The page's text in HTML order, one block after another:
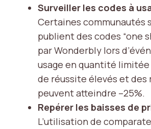
Surveiller les codes à
Certaines communautés
publient des codes “one
par Wonderbly lors
usage en quantité
de réussite élevés et des
peuvent atteindre –25%.
Repérer les baisses de
L’utilisation de